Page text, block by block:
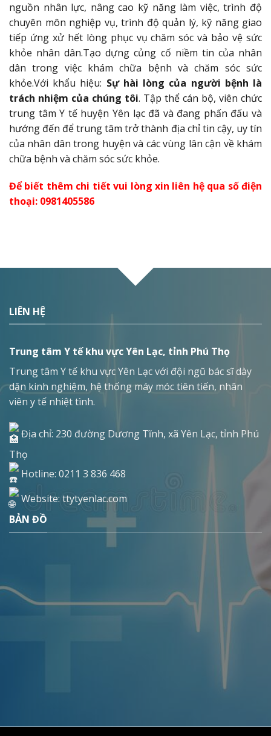
nguồn nhân lực, nâng cao kỹ năng làm việc, trình độ
chuyên môn nghiệp vụ, trình độ quản lý, kỹ năng giao
tiếp ứng xử hết lòng phục vụ chăm sóc và bảo vệ sức
khỏe nhân dân.Tạo dựng củng cố niềm tin của nhân
dân trong việc khám chữa bệnh và chăm sóc sức
khỏe.Với khẩu hiệu: Sự hài lòng của người bệnh là
trách nhiệm của chúng tôi. Tập thể cán bộ, viên chức
trung tâm Y tế huyện Yên lạc đã và đang phấn đấu và
hướng đến để trung tâm trở thành địa chỉ tin cậy, uy tín
của nhân dân trong huyện và các vùng lân cận về khám
chữa bệnh và chăm sóc sức khỏe.
Để biết thêm chi tiết vui lòng xin liên hệ qua số điện
thoại: 0981405586
LIÊN HỆ
Trung tâm Y tế khu vực Yên Lạc, tỉnh Phú Thọ
Trung tâm Y tế khu vực Yên Lạc với đội ngũ bác sĩ dày
dặn kinh nghiệm, hệ thống máy móc tiên tiến, nhân
viên y tế nhiệt tình.
Địa chỉ: 230 đường Dương Tĩnh, xã Yên Lạc, tỉnh Phú
Thọ
Hotline: 0211 3 836 468
Website: ttytyenlac.com
BẢN ĐỒ